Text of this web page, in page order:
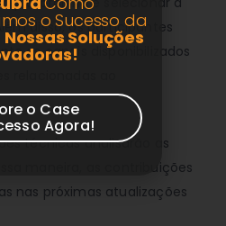
disso, os participantes
os canais disponibilizados
relacionadas ao
técnicas analisarão as
maneira, as contribuições
nas próximas atualizações
o Sucesso da
Nossas Soluções
o Case
Agora!